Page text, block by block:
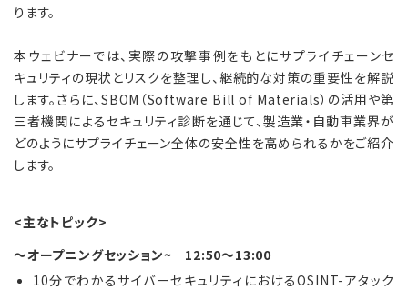
ります。
本ウェビナーでは、実際の攻撃事例をもとにサプライチェーンセ
キュリティの現状とリスクを整理し、継続的な対策の重要性を解説
します。さらに、SBOM（Software Bill of Materials）の活用や第
三者機関によるセキュリティ診断を通じて、製造業・自動車業界が
どのようにサプライチェーン全体の安全性を高められるかをご紹介
します。
<主なトピック>
～オープニングセッション~ 12:50～13:00
10分でわかるサイバーセキュリティにおけるOSINT-アタック